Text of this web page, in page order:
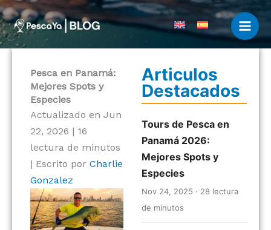
Ir
al
contenido
Pesca en Panamá:
Mejores Spots y
Especies
Actualizado en Jun
22, 2026 | 16
lectura de minutos
| Escrito por Charlie
Gonzalez
Articulos
Destacados
Tours de Pesca en
Panamá 2026:
Mejores Spots y
Especies
Nov 24, 2025 · 28 lectura
de minutos